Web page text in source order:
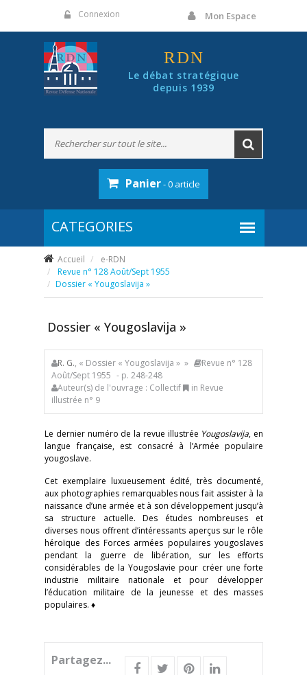
Connexion Mon Espace
RDN
Le débat stratégique
depuis 1939
Panier- 0 article
Accueil
e-RDN
Revue n° 128 Août/Sept 1955
Dossier « Yougoslavija »
Dossier « Yougoslavija »
R. G., « Dossier « Yougoslavija » »
Revue n° 128
Août/Sept 1955 - p. 248-248
Auteur(s) de l'ouvrage : Collectif
in Revue
illustrée n° 9
Le dernier numéro de la revue illustrée Yougoslavija, en
langue française, est consacré à l’Armée populaire
yougoslave.
Cet exemplaire luxueusement édité, très documenté,
aux photographies remarquables nous fait assister à la
naissance d’une armée et à son développement jusqu’à
sa structure actuelle. Des études nombreuses et
diverses nous offrent d’intéressants aperçus sur le rôle
héroïque des Forces armées populaires yougoslaves
pendant la guerre de libération, sur les efforts
considérables de la Yougoslavie pour créer une forte
industrie militaire nationale et pour développer
l’éducation militaire de la jeunesse et des masses
populaires. ♦
Partagez...